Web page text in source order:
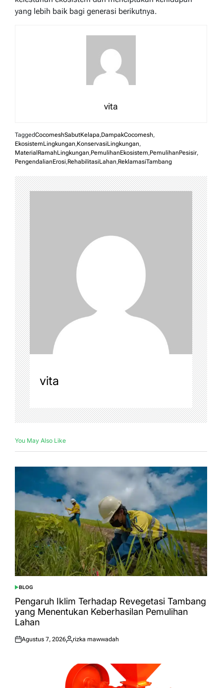
yang lebih baik bagi generasi berikutnya.
vita
TaggedCocomeshSabutKelapa,DampakCocomesh,
EkosistemLingkungan,KonservasiLingkungan,
MaterialRamahLingkungan,PemulihanEkosistem,PemulihanPesisir,
PengendalianErosi,RehabilitasiLahan,ReklamasiTambang
vita
You May Also Like
POSTED
IN
BLOG
Pengaruh Iklim Terhadap Revegetasi Tambang
yang Menentukan Keberhasilan Pemulihan
Lahan
Posted
Agustus 7, 2026
Posted
rizka mawwadah